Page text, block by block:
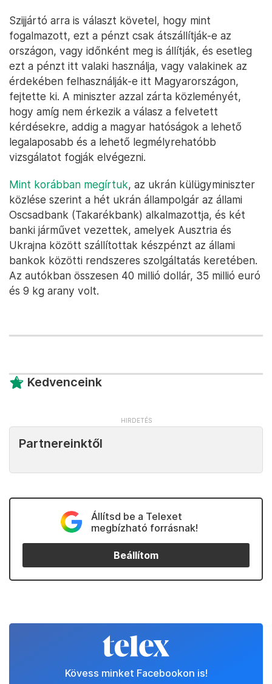
Szijjártó arra is választ követel, hogy mint
fogalmazott, ezt a pénzt csak átszállítják-e az
országon, vagy időnként meg is állítják, és esetleg
ezt a pénzt itt valaki használja, vagy valakinek az
érdekében felhasználják-e itt Magyarországon,
fejtette ki. A miniszter azzal zárta közleményét,
hogy amíg nem érkezik a válasz a felvetett
kérdésekre, addig a magyar hatóságok a lehető
legalaposabb és a lehető legmélyrehatóbb
vizsgálatot fogják elvégezni.
Mint korábban megírtuk, az ukrán külügyminiszter
közlése szerint a hét ukrán állampolgár az állami
Oscsadbank (Takarékbank) alkalmazottja, és két
banki járművet vezettek, amelyek Ausztria és
Ukrajna között szállítottak készpénzt az állami
bankok közötti rendszeres szolgáltatás keretében.
Az autókban összesen 40 millió dollár, 35 millió euró
és 9 kg arany volt.
Kedvenceink
Partnereinktől
Állítsd be a Telexet
megbízható forrásnak!
Beállítom
Kövess minket Facebookon is!